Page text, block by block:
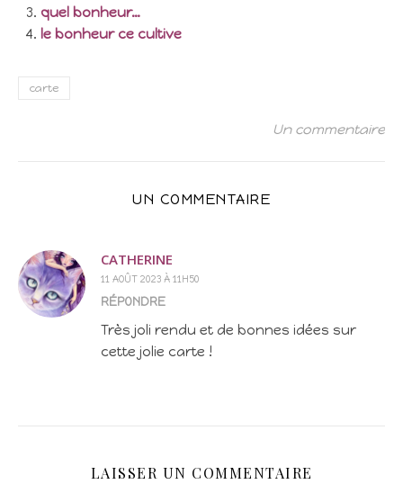
quel bonheur…
le bonheur ce cultive
carte
Un commentaire
UN COMMENTAIRE
CATHERINE
11 AOÛT 2023 À 11H50
RÉPONDRE
Très joli rendu et de bonnes idées sur
cette jolie carte !
LAISSER UN COMMENTAIRE